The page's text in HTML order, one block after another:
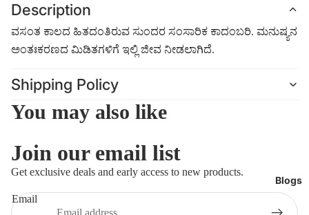
Blogs
Description
ವಸಂತ ಕಾಲದ ಹಿತದಂತಿರುವ ಸುಂದರ ಸಂಸಾರಿಕ ಕಾದಂಬರಿ. ಮನುಷ್ಯನ
ಅಂತಃಕರಣದ ಮಿಡಿತಗಳಿಗೆ ಇಲ್ಲಿ ಜೀವ ನೀಡಲಾಗಿದೆ.
Shipping Policy
You may also like
Join our email list
Get exclusive deals and early access to new products.
Email
Refund policy